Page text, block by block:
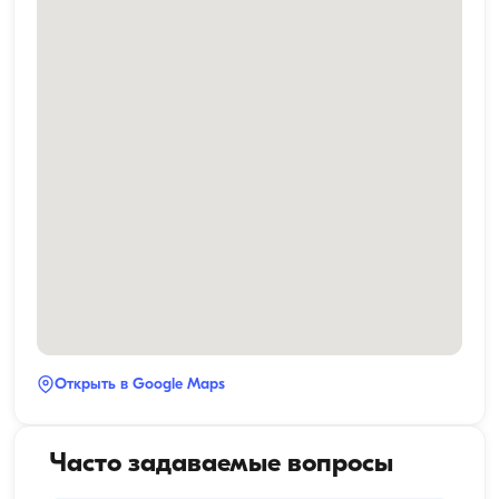
Открыть в Google Maps
Часто задаваемые вопросы